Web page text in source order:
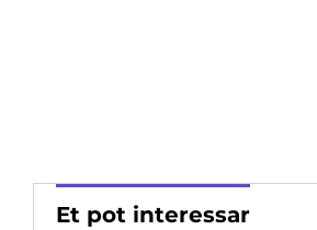
Et pot interessar